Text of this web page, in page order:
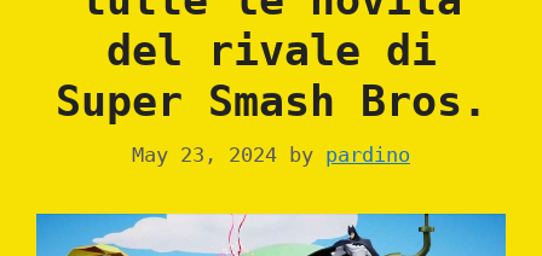
del rivale di
Super Smash Bros.
May 23, 2024 by pardino